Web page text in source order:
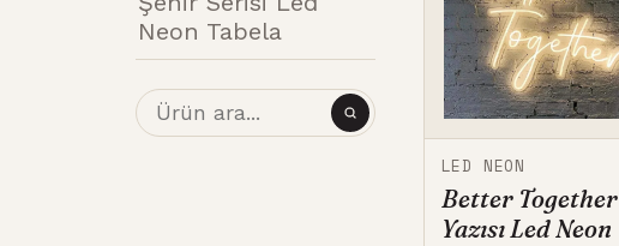
Neon Tabela
LED NEON
Better Together
Yazısı Led Neon